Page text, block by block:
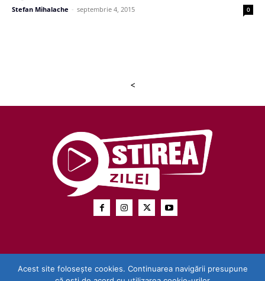
Stefan Mihalache - septembrie 4, 2015 0
<
Acest site folosește cookies. Continuarea navigării presupune